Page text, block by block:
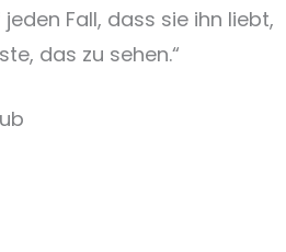
Fall, dass sie ihn liebt,
das zu sehen.“